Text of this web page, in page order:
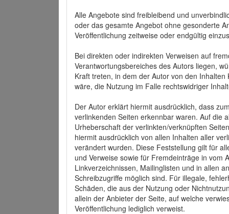
Alle Angebote sind freibleibend und
oder das gesamte Angebot ohne gesonderte
Veröffentlichung zeitweise oder endgültig
Bei direkten oder indirekten Verweisen auf
Verantwortungsbereiches des Autors liegen,
Kraft treten, in dem der Autor von den
wäre, die Nutzung im Falle rechtswidriger
Der Autor erklärt hiermit ausdrücklich, dass
verlinkenden Seiten erkennbar waren. Auf die
Urheberschaft der verlinkten/verknüpften
hiermit ausdrücklich von allen Inhalten aller
verändert wurden. Diese Feststellung gilt für
und Verweise sowie für Fremdeinträge in vom
Linkverzeichnissen, Mailinglisten und in allen
Schreibzugriffe möglich sind. Für illegale,
Schäden, die aus der Nutzung oder
allein der Anbieter der Seite, auf welche
Veröffentlichung lediglich verweist.